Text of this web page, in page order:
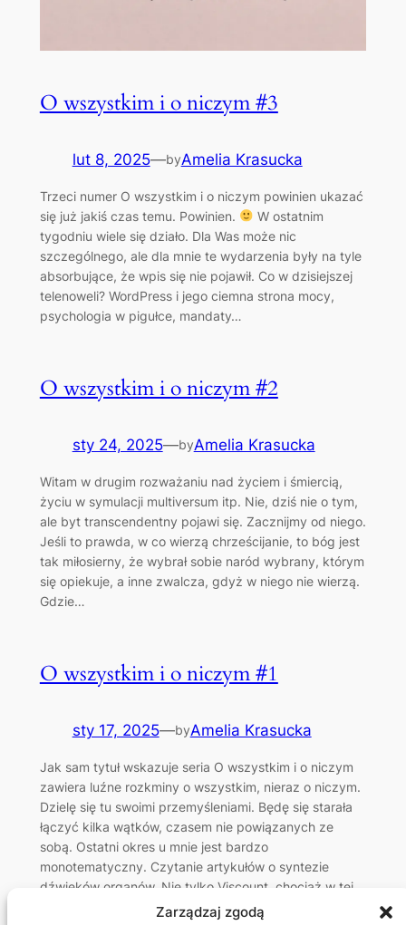
Zarządzaj zgodą
O wszystkim i o niczym #3
lut 8, 2025—byAmelia Krasucka
Trzeci numer O wszystkim i o niczym powinien ukazać
się już jakiś czas temu. Powinien.
W ostatnim
tygodniu wiele się działo. Dla Was może nic
szczególnego, ale dla mnie te wydarzenia były na tyle
absorbujące, że wpis się nie pojawił. Co w dzisiejszej
telenoweli? WordPress i jego ciemna strona mocy,
psychologia w pigułce, mandaty…
O wszystkim i o niczym #2
sty 24, 2025—byAmelia Krasucka
Witam w drugim rozważaniu nad życiem i śmiercią,
życiu w symulacji multiversum itp. Nie, dziś nie o tym,
ale byt transcendentny pojawi się. Zacznijmy od niego.
Jeśli to prawda, w co wierzą chrześcijanie, to bóg jest
tak miłosierny, że wybrał sobie naród wybrany, którym
się opiekuje, a inne zwalcza, gdyż w niego nie wierzą.
Gdzie…
O wszystkim i o niczym #1
sty 17, 2025—byAmelia Krasucka
Jak sam tytuł wskazuje seria O wszystkim i o niczym
zawiera luźne rozkminy o wszystkim, nieraz o niczym.
Dzielę się tu swoimi przemyśleniami. Będę się starała
łączyć kilka wątków, czasem nie powiązanych ze
sobą. Ostatni okres u mnie jest bardzo
monotematyczny. Czytanie artykułów o syntezie
dźwięków organów. Nie tylko Viscount, chociaż w tej